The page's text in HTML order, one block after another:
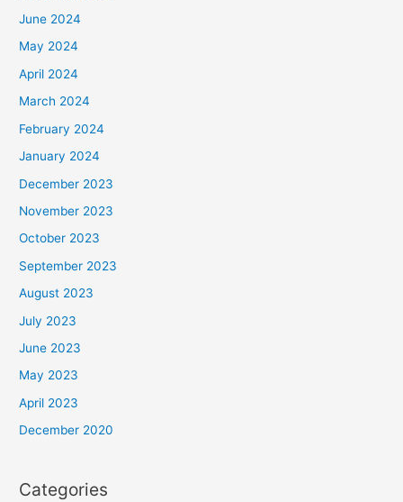
June 2024
May 2024
April 2024
March 2024
February 2024
January 2024
December 2023
November 2023
October 2023
September 2023
August 2023
July 2023
June 2023
May 2023
April 2023
December 2020
Categories